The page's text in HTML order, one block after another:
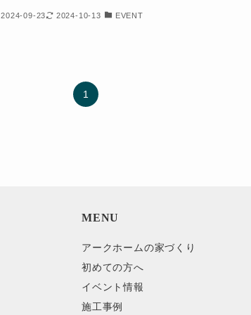
2024-09-23 2024-10-13 EVENT
1
MENU
アークホームの家づくり
初めての方へ
イベント情報
施工事例